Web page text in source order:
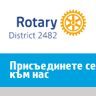
Присъединете се
към нас